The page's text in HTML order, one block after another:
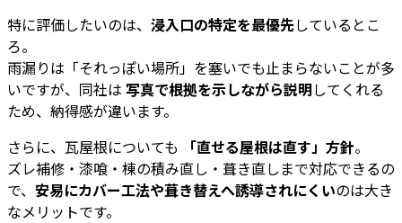
特に評価したいのは、 浸入口の特定を最優先しているとこ
ろ。
雨漏りは「それっぽい場所」を塞いでも止まらないことが多
いですが、同社は 写真で根拠を示しながら説明してくれる
ため、納得感が違います。
さらに、瓦屋根についても
「直せる屋根は直す」方針。
ズレ補修・漆喰・棟の積み直し・葺き直しまで対応できるの
で、 安易にカバー工法や葺き替えへ誘導されにくいのは大き
なメリットです。